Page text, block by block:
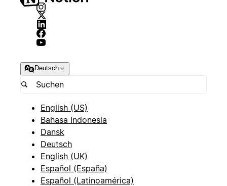
Deutsch
English (US)
Bahasa Indonesia
Dansk
Deutsch
English (UK)
Español (España)
Español (Latinoamérica)